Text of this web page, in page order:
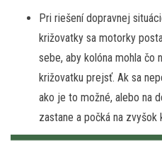
Pri riešení dopravnej
križovatky sa motorky
sebe, aby kolóna mohla čo
križovatku prejsť. Ak sa
ako je to možné, alebo na
zastane a počká na zvyšok